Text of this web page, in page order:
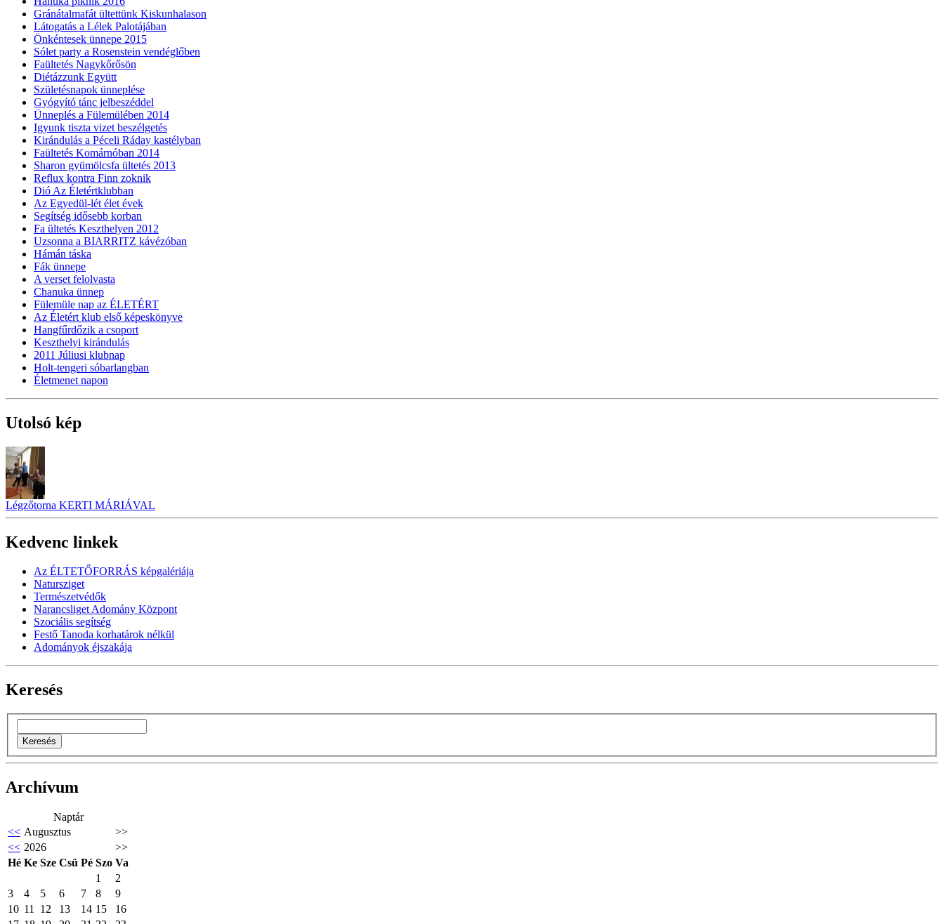
Gránátalmafát ültettünk Kiskunhalason
Látogatás a Lélek Palotájában
Önkéntesek ünnepe 2015
Sólet party a Rosenstein vendéglőben
Faültetés Nagykőrősön
Diétázzunk Együtt
Születésnapok ünneplése
Gyógyító tánc jelbeszéddel
Ünneplés a Fülemülében 2014
Igyunk tiszta vizet beszélgetés
Kirándulás a Péceli Ráday kastélyban
Faültetés Komárnóban 2014
Sharon gyümölcsfa ültetés 2013
Reflux kontra Finn zoknik
Dió Az Életértklubban
Az Egyedül-lét élet évek
Segítség idősebb korban
Fa ültetés Keszthelyen 2012
Uzsonna a BIARRITZ kávézóban
Hámán táska
Fák ünnepe
A verset felolvasta
Chanuka ünnep
Fülemüle nap az ÉLETÉRT
Az Életért klub első képeskönyve
Hangfűrdőzik a csoport
Keszthelyi kirándulás
2011 Júliusi klubnap
Holt-tengeri sóbarlangban
Életmenet napon
Utolsó kép
Légzőtorna KERTI MÁRIÁVAL
Kedvenc linkek
Az ÉLTETŐFORRÁS képgalériája
Natursziget
Természetvédők
Narancsliget Adomány Központ
Szociális segítség
Festő Tanoda korhatárok nélkül
Adományok éjszakája
Keresés
Archívum
Naptár
<< Augusztus
>>
<< 2026
>>
Hé Ke Sze Csü Pé Szo Va
1
2
3
4 5 6 7 8
9
10 11 12 13 14 15
16